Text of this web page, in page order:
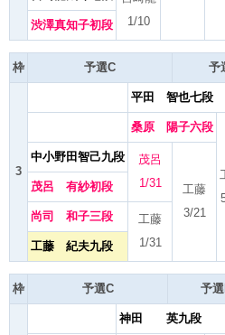
1/10
渋澤真知子初段
枠 予選C 予
3
平田 智也七段
桑原 陽子六段
中小野田智己九段
茂呂
1/31
工藤
3/21
茂呂 有紗初段
尚司 和子三段
工藤
1/31
工藤 紀夫九段
枠 予選C 予
神田 英九段